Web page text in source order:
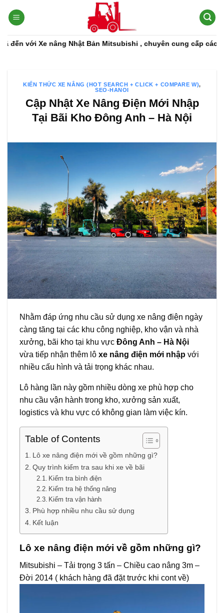
qua
dungXe nâng Nhật Bản Mitsubishi , chuyên cung cấp các dòng
KIẾN THỨC XE NÂNG (HOT SEARCH + CLICK + COMPARE W),
SEO-HANOI
Cập Nhật Xe Nâng Điện Mới Nhập
Tại Bãi Kho Đông Anh – Hà Nội
Nhằm đáp ứng nhu cầu sử dụng xe nâng điện ngày
càng tăng tại các khu công nghiệp, kho vận và nhà
xưởng, bãi kho tại khu vực Đông Anh – Hà Nội
vừa tiếp nhận thêm lô xe nâng điện mới nhập với
nhiều cấu hình và tải trọng khác nhau.
Lô hàng lần này gồm nhiều dòng xe phù hợp cho
nhu cầu vận hành trong kho, xưởng sản xuất,
logistics và khu vực có không gian làm việc kín.
Table of Contents
Lô xe nâng điện mới về gồm những gì?
Quy trình kiểm tra sau khi xe về bãi
Kiểm tra bình điện
Kiểm tra hệ thống nâng
Kiểm tra vận hành
Phù hợp nhiều nhu cầu sử dụng
Kết luận
Lô xe nâng điện mới về gồm những gì?
Mitsubishi – Tải trọng 3 tấn – Chiều cao nâng 3m –
Đời 2014 ( khách hàng đã đặt trước khi cont về)